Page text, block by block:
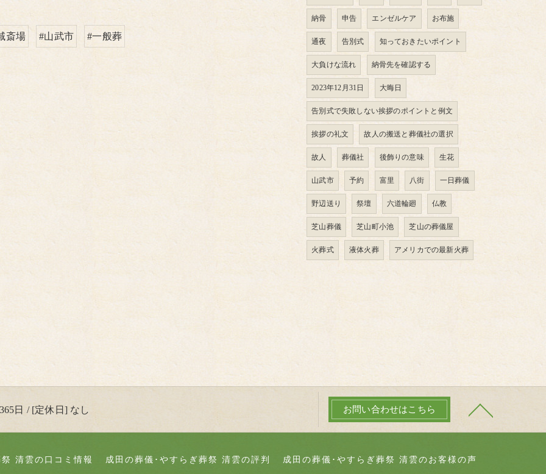
斎場 #山武市 #一般葬
納骨 申告 エンゼルケア お布施
通夜 告別式 知っておきたいポイント
大負けな流れ 納骨先を確認する
2023年12月31日 大晦日
告別式で失敗しない挨拶のポイントと例文
挨拶の礼文 故人の搬送と葬儀社の選択
故人 葬儀社 後飾りの意味 生花
山武市 予約 富里 八街 一日葬儀
野辺送り 祭壇 六道輪廻 仏教
芝山葬儀 芝山町小池 芝山の葬儀屋
火葬式 液体火葬 アメリカでの最新火葬
日 / [定休日] なし お問い合わせはこちら
清雲の口コミ情報 成田の葬儀･やすらぎ葬祭 清雲の評判 成田の葬儀･やすらぎ葬祭 清雲のお客様の声